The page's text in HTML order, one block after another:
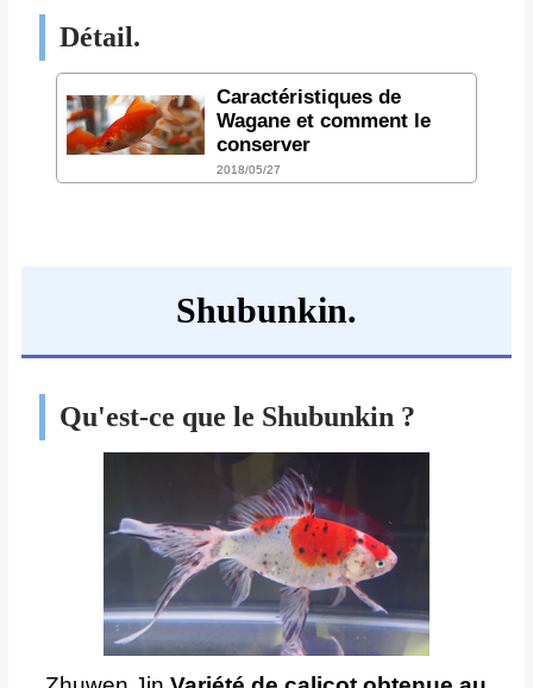
Détail.
Caractéristiques de
Wagane et comment le
conserver
2018/05/27
Shubunkin.
Qu'est-ce que le Shubunkin ?